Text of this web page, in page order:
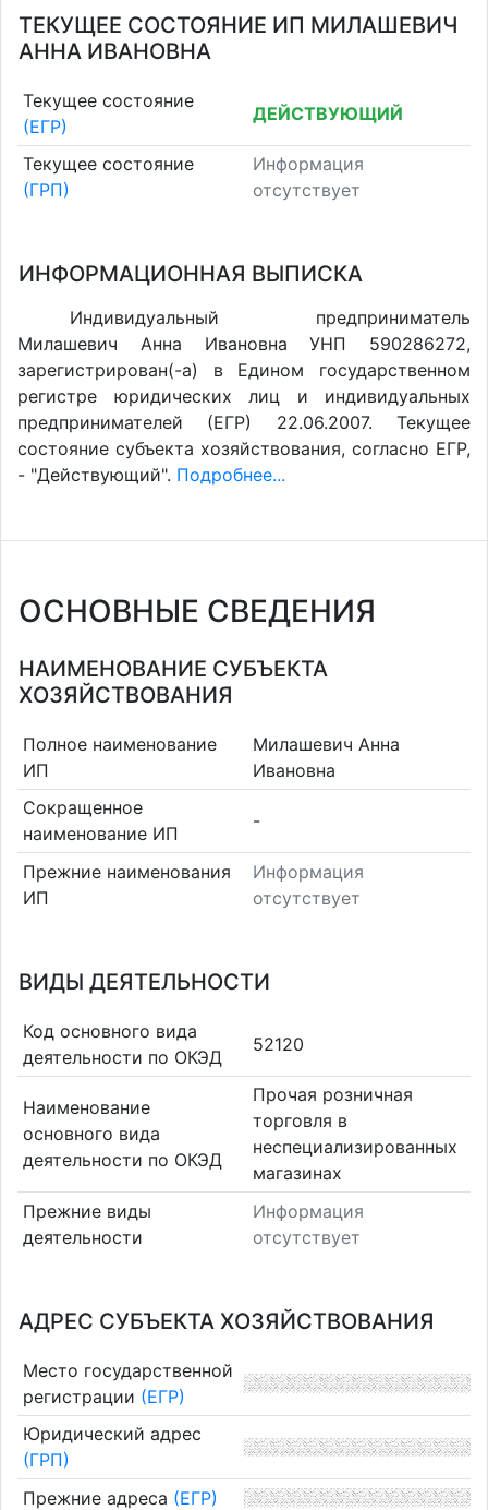
ТЕКУЩЕЕ СОСТОЯНИЕ ИП МИЛАШЕВИЧ
АННА ИВАНОВНА
Текущее состояние
(ЕГР)
ДЕЙСТВУЮЩИЙ
Текущее состояние
(ГРП)
Информация
отсутствует
ИНФОРМАЦИОННАЯ ВЫПИСКА
Индивидуальный предприниматель
Милашевич Анна Ивановна УНП 590286272,
зарегистрирован(-а) в Едином государственном
регистре юридических лиц и индивидуальных
предпринимателей (ЕГР) 22.06.2007. Текущее
состояние субъекта хозяйствования, согласно ЕГР,
- "Действующий". Подробнее...
ОСНОВНЫЕ СВЕДЕНИЯ
НАИМЕНОВАНИЕ СУБЪЕКТА
ХОЗЯЙСТВОВАНИЯ
Полное наименование
ИП
Милашевич Анна
Ивановна
Сокращенное
наименование ИП
-
Прежние наименования
ИП
Информация
отсутствует
ВИДЫ ДЕЯТЕЛЬНОСТИ
Код основного вида
деятельности по ОКЭД
52120
Наименование
основного вида
деятельности по ОКЭД
Прочая розничная
торговля в
неспециализированных
магазинах
Прежние виды
деятельности
Информация
отсутствует
АДРЕС СУБЪЕКТА ХОЗЯЙСТВОВАНИЯ
Место государственной
регистрации (ЕГР)
Юридический адрес
(ГРП)
Прежние адреса (ЕГР)